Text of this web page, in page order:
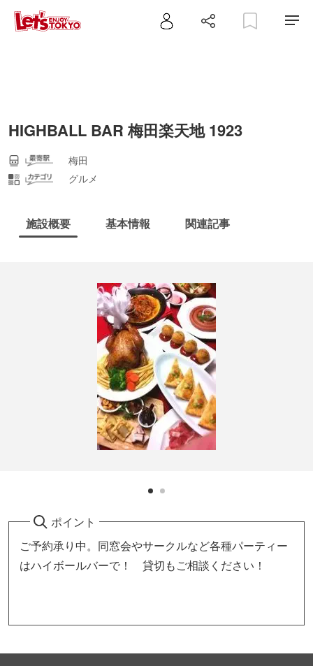
HIGHBALL BAR 梅田楽天地 1923
梅田
グルメ
施設概要 基本情報 関連記事
ポイント
ご予約承り中。同窓会やサークルなど各種パーティー
はハイボールバーで！ 貸切もご相談ください！